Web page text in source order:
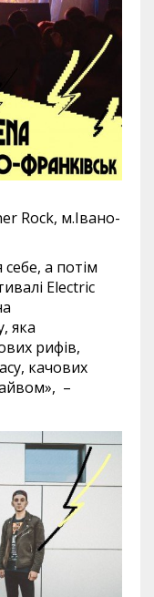
Rock, м.Івано-
а потім
Electric
яка
рифів,
качових
–